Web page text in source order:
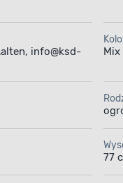
info@ksd-
77